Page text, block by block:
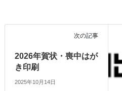
次の記事
2026年賀状・喪中はが
き印刷
2025年10月14日